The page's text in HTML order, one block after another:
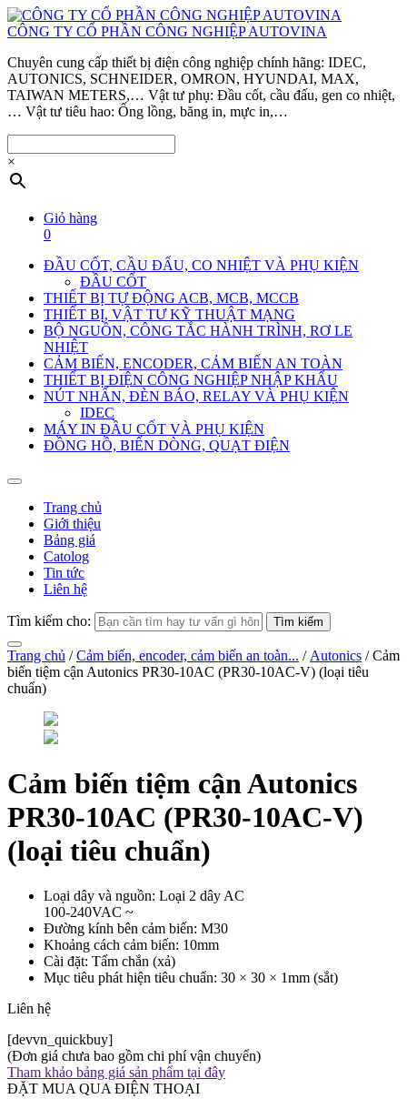
CÔNG TY CỔ PHẦN CÔNG NGHIỆP AUTOVINA
Chuyên cung cấp thiết bị điện công nghiệp chính hãng: IDEC,
AUTONICS, SCHNEIDER, OMRON, HYUNDAI, MAX,
TAIWAN METERS,… Vật tư phụ: Đầu cốt, cầu đấu, gen co nhiệt,
… Vật tư tiêu hao: Ống lồng, băng in, mực in,…
×
Giỏ hàng
0
ĐẦU CỐT, CẦU ĐẤU, CO NHIỆT VÀ PHỤ KIỆN
ĐẦU CỐT
THIẾT BỊ TỰ ĐỘNG ACB, MCB, MCCB
THIẾT BỊ, VẬT TƯ KỸ THUẬT MẠNG
BỘ NGUỒN, CÔNG TẮC HÀNH TRÌNH, RƠ LE
NHIỆT
CẢM BIẾN, ENCODER, CẢM BIẾN AN TOÀN
THIẾT BỊ ĐIỆN CÔNG NGHIỆP NHẬP KHẨU
NÚT NHẤN, ĐÈN BÁO, RELAY VÀ PHỤ KIỆN
IDEC
MÁY IN ĐẦU CỐT VÀ PHỤ KIỆN
ĐỒNG HỒ, BIẾN DÒNG, QUẠT ĐIỆN
Trang chủ
Giới thiệu
Bảng giá
Catolog
Tin tức
Liên hệ
Tìm kiếm cho:
Trang chủ /Cảm biến, encoder, cảm biến an toàn... / Autonics / Cảm
biến tiệm cận Autonics PR30-10AC (PR30-10AC-V) (loại tiêu
chuẩn)
Cảm biến tiệm cận Autonics
PR30-10AC (PR30-10AC-V)
(loại tiêu chuẩn)
Loại dây và nguồn: Loại 2 dây AC
100-240VAC ~
Đường kính bên cảm biến: M30
Khoảng cách cảm biến: 10mm
Cài đặt: Tấm chắn (xả)
Mục tiêu phát hiện tiêu chuẩn: 30 × 30 × 1mm (sắt)
Liên hệ
[devvn_quickbuy]
(Đơn giá chưa bao gồm chi phí vận chuyển)
Tham khảo bảng giá sản phẩm tại đây
ĐẶT MUA QUA ĐIỆN THOẠI